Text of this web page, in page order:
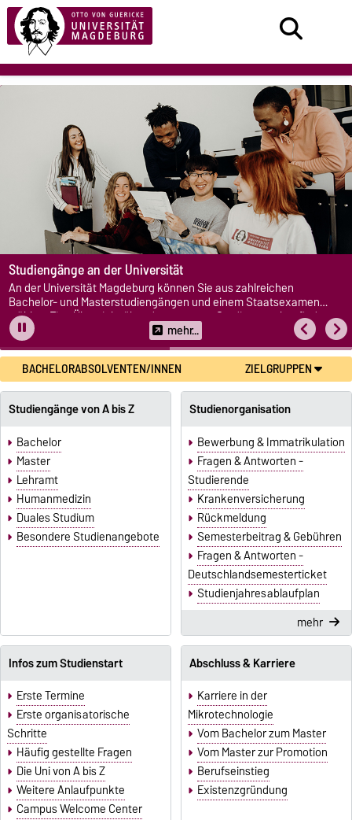
Studiengänge an der Universität
An der Universität Magdeburg können Sie aus zahlreichen
Bachelor- und Masterstudiengängen und einem Staatsexamen
wählen. Eine Übersicht über das gesamte Studienangebot finden
Sie hier. mehr...
BACHELORABSOLVENTEN/INNEN ZIELGRUPPEN
Studiengänge von A bis Z
Bachelor
Master
Lehramt
Humanmedizin
Duales Studium
Besondere Studienangebote
Studienorganisation
Bewerbung & Immatrikulation
Fragen & Antworten -
Studierende
Krankenversicherung
Rückmeldung
Semesterbeitrag & Gebühren
Fragen & Antworten -
Deutschlandsemesterticket
Studienjahresablaufplan
mehr
Infos zum Studienstart
Erste Termine
Erste organisatorische
Schritte
Häufig gestellte Fragen
Die Uni von A bis Z
Weitere Anlaufpunkte
Campus Welcome Center
Abschluss & Karriere
Karriere in der
Mikrotechnologie
Vom Bachelor zum Master
Vom Master zur Promotion
Berufseinstieg
Existenzgründung